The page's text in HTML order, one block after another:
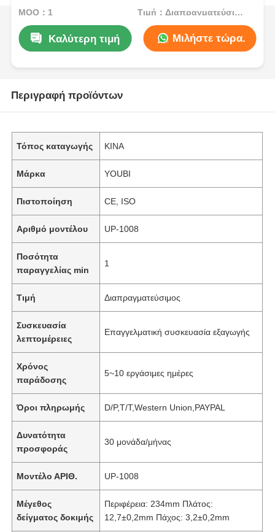
διπλά βάρη φορτίου 2LB 6LB
MOQ：1 Τιμή：Διαπραγματεύσιμος
Καλύτερη τιμή Μιλήστε τώρα.
Περιγραφή προϊόντων
Τόπος καταγωγής ΚΙΝΑ
Μάρκα YOUBI
Πιστοποίηση CE, ISO
Αριθμό μοντέλου UP-1008
Ποσότητα
παραγγελίας min
1
Τιμή Διαπραγματεύσιμος
Συσκευασία
λεπτομέρειες
Επαγγελματική συσκευασία εξαγωγής
Χρόνος
παράδοσης
5~10 εργάσιμες ημέρες
Όροι πληρωμής D/P,T/T,Western Union,PAYPAL
Δυνατότητα
προσφοράς
30 μονάδα/μήνας
Μοντέλο ΑΡΙΘ. UP-1008
Μέγεθος
δείγματος δοκιμής
Περιφέρεια: 234mm Πλάτος:
12,7±0,2mm Πάχος: 3,2±0,2mm